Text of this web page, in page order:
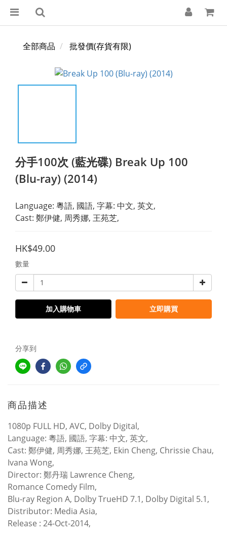
全部商品 批發價(存貨有限)
分手100次 (藍光碟) Break Up 100
(Blu-ray) (2014)
Language: 粵語, 國語, 字幕: 中文, 英文,
Cast: 鄭伊健, 周秀娜, 王苑芝,
HK$49.00
數量
加入購物車 立即購買
分享到
商品描述
1080p FULL HD, AVC, Dolby Digital,
Language: 粵語, 國語, 字幕: 中文, 英文,
Cast: 鄭伊健, 周秀娜, 王苑芝, Ekin Cheng, Chrissie Chau,
Ivana Wong,
Director: 鄭丹瑞 Lawrence Cheng,
Romance Comedy Film,
Blu-ray Region A, Dolby TrueHD 7.1, Dolby Digital 5.1,
Distributor: Media Asia,
Release : 24-Oct-2014,